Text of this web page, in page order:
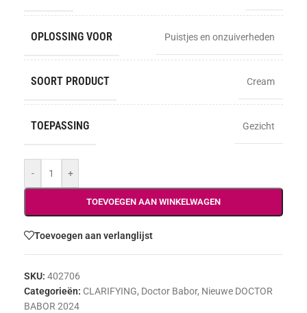
OPLOSSING VOOR Puistjes en onzuiverheden
SOORT PRODUCT Cream
TOEPASSING Gezicht
- +
TOEVOEGEN AAN WINKELWAGEN
Toevoegen aan verlanglijst
SKU: 402706
Categorieën: CLARIFYING, Doctor Babor, Nieuwe DOCTOR
BABOR 2024